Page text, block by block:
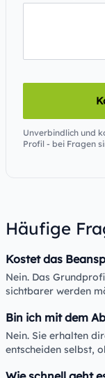
Unverbindlich und
Profil - bei Fragen
Häufige
Kostet das
Nein. Das
sichtbarer werden
Bin ich mit dem
Nein. Sie erhalten
entscheiden selbst,